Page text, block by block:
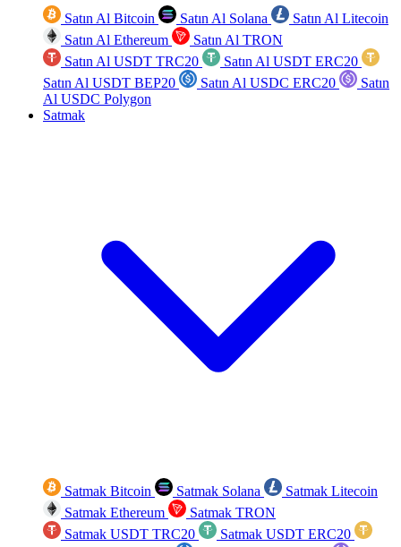
Satın Al Bitcoin Satın Al Solana
Satın Al Litecoin
Satın Al Ethereum
Satın Al TRON
Satın Al USDT TRC20
Satın Al USDT ERC20
Satın Al USDT BEP20
Satın Al USDC ERC20
Satın
Al USDC Polygon
Satmak
Satmak Bitcoin Satmak Solana
Satmak Litecoin
Satmak Ethereum
Satmak TRON
Satmak USDT TRC20
Satmak USDT ERC20